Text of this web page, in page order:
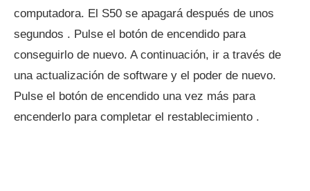
computadora. El S50 se apagará después de unos
segundos . Pulse el botón de encendido para
conseguirlo de nuevo. A continuación, ir a través de
una actualización de software y el poder de nuevo.
Pulse el botón de encendido una vez más para
encenderlo para completar el restablecimiento .